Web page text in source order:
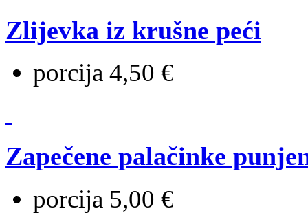
Zlijevka iz krušne peći
porcija 4,50 €
Zapečene palačinke
porcija 5,00 €